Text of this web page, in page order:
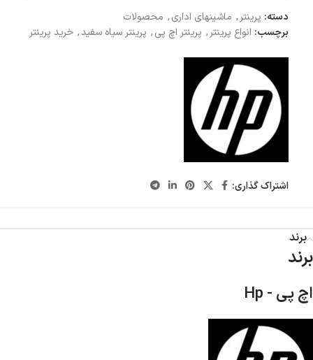
دسته: پرینتر , ماشینهای اداری, محصولات
برچسب: انواع پرینتر , پرینتر اچ پی, پرینتر سیاه سفید, خرید پرینتر
اشتراک گذاری:
برند
برند
اچ پی - Hp